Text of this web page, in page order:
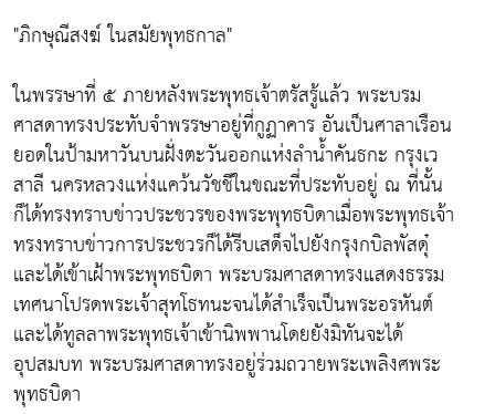
"ภิกษุณีสงฆ์ ในสมัยพุทธกาล"
ในพรรษาที่ ๕ ภายหลังพระพุทธเจ้าตรัสรู้แล้ว พระบรม
ศาสดาทรงประทับจำพรรษาอยู่ที่กูฏาคาร อันเป็นศาลาเรือน
ยอดในป้ามหาวันบนฝั่งตะวันออกแห่งลำน้ำคันธกะ กรุงเว
สาลี นครหลวงแห่งแคว้นวัชชีในขณะที่ประทับอยู่ ณ ที่นั้น
ก็ได้ทรงทราบข่าวประชวรของพระพุทธบิดาเมื่อพระพุทธเจ้า
ทรงทราบข่าวการประชวรก็ได้รีบเสด็จไปยังกรุงกบิลพัสดุ๋
และได้เข้าเฝ้าพระพุทธบิดา พระบรมศาสดาทรงแสดงธรรม
เทศนาโปรดพระเจ้าสุทโธทนะจนได้สำเร็จเป็นพระอรหันต์
และได้ทูลลาพระพุทธเจ้าเข้านิพพานโดยยังมิทันจะได้
อุปสมบท พระบรมศาสดาทรงอยู่ร่วมถวายพระเพลิงศพระ
พุทธบิดา